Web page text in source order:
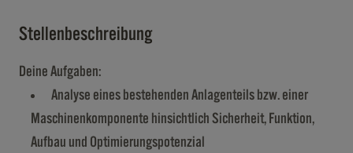
Stellenbeschreibung
Deine Aufgaben:
Analyse eines bestehenden Anlagenteils bzw. einer
Maschinenkomponente hinsichtlich Sicherheit, Funktion,
Aufbau und Optimierungspotenzial